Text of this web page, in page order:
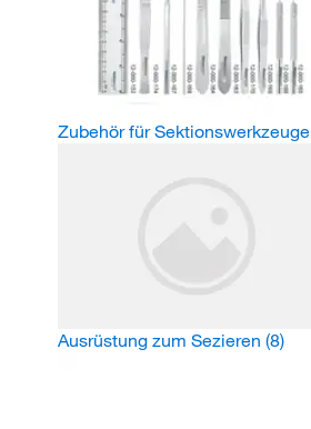
Zubehör für Sektionswerkzeuge
Ausrüstung zum Sezieren (8)